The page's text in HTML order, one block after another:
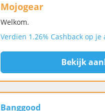
Mojogear
Welkom.
Verdien 1.26% Cashback op je
Bekijk
Banggood